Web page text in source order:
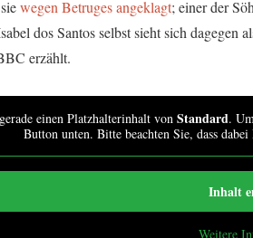
wegen Betruges angeklagt; einer der
dos Santos selbst sieht sich
erzählt.
einen Platzhalterinhalt von Standard.
Button unten. Bitte beachten Sie, dass
Inhalt
Weitere